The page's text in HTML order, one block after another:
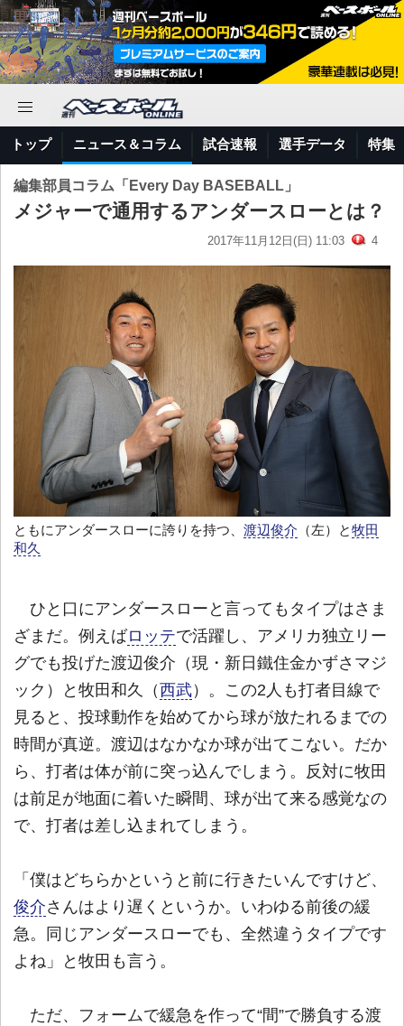
トップ ニュース＆コラム 試合速報 選手データ 特集
編集部員コラム「Every Day BASEBALL」
メジャーで通用するアンダースローとは？
2017年11月12日(日) 11:03 4
ともにアンダースローに誇りを持つ、 渡辺俊介 （左）と牧田
和久
ひと口にアンダースローと言ってもタイプはさま
ざまだ。例えばロッテで活躍し、アメリカ独立リー
グでも投げた渡辺俊介（現・新日鐵住金かずさマジ
ック）と牧田和久（西武）。この2人も打者目線で
見ると、投球動作を始めてから球が放たれるまでの
時間が真逆。渡辺はなかなか球が出てこない。だか
ら、打者は体が前に突っ込んでしまう。反対に牧田
は前足が地面に着いた瞬間、球が出て来る感覚なの
で、打者は差し込まれてしまう。
「僕はどちらかというと前に行きたいんですけど、
俊介さんはより遅くというか。いわゆる前後の緩
急。同じアンダースローでも、全然違うタイプです
よね」と牧田も言う。
ただ、フォームで緩急を作って“間”で勝負する渡